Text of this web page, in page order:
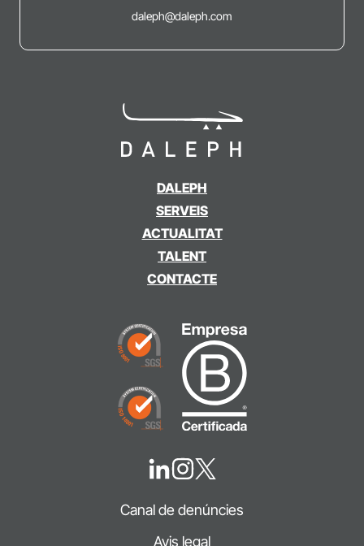
DALEPH
SERVEIS
ACTUALITAT
TALENT
CONTACTE
daleph@daleph.com
Canal de denúncies
Avis legal